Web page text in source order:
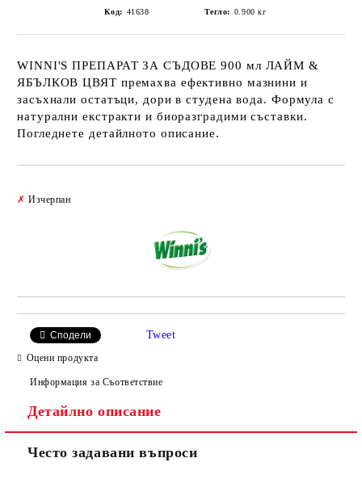
Код: 41638 Тегло: 0.900 кг
WINNI'S ПРЕПАРАТ ЗА СЪДОВЕ 900 мл ЛАЙМ &
ЯБЪЛКОВ ЦВЯТ премахва ефективно мазнини и
засъхнали остатъци, дори в студена вода. Формула с
натурални екстракти и биоразградими съставки.
Погледнете детайлното описание.
✗ Изчерпан
Сподели Tweet
Оцени продукта
Информация за Съответствие
Детайлно описание
Често задавани въпроси